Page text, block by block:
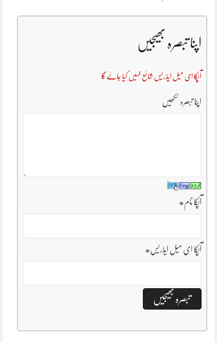
اپنا تبصرہ بھیجیں
آپکا ای میل ایڈریس شائع نہیں کیا جائے گا
اپنا تبصرہ لکھیں
آپکا نام*
آپکا ای میل ایڈریس*